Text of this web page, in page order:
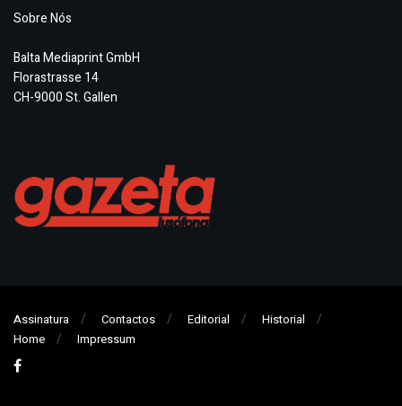
Sobre Nós
Balta Mediaprint GmbH
Florastrasse 14
CH-9000 St. Gallen
Assinatura Contactos Editorial
Historial
Home
Impressum